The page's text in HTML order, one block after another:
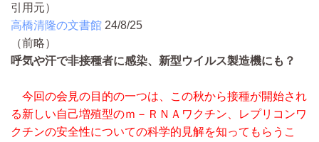
引用元）
高橋清隆の文書館 24/8/25
（前略）
呼気や汗で非接種者に感染、新型ウイルス製造機にも？
今回の会見の目的の一つは、この秋から接種が開始され
る新しい自己増殖型のｍ－ＲＮＡワクチン、レプリコンワ
クチンの安全性についての科学的見解を知ってもらうこ